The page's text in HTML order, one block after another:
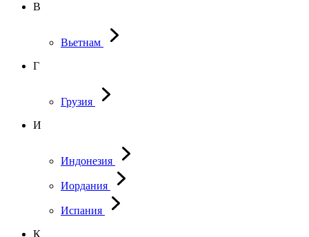
В
Вьетнам
Г
Грузия
И
Индонезия
Иордания
Испания
К